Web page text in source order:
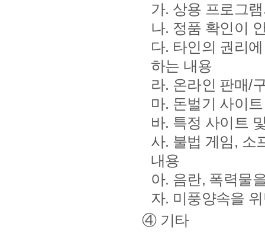
가. 상용 프로그
나. 정품 확인이
다. 타인의 권리
하는 내용
라. 온라인 판매/
마. 돈벌기 사이
바. 특정 사이트
사. 불법 게임, 소
내용
아. 음란, 폭력물
자. 미풍양속을
④ 기타